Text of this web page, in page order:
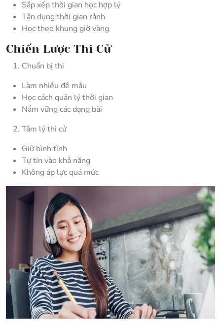
Sắp xếp thời gian học hợp lý
Tận dụng thời gian rảnh
Học theo khung giờ vàng
Chiến Lược Thi Cử
Chuẩn bị thi
Làm nhiều đề mẫu
Học cách quản lý thời gian
Nắm vững các dạng bài
Tâm lý thi cử
Giữ bình tĩnh
Tự tin vào khả năng
Không áp lực quá mức